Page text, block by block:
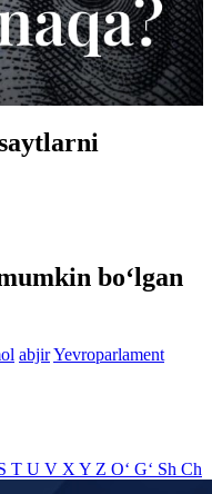
bo‘lgan
abjirYevroparlament
T U V X Y Z O‘ G‘ Sh Ch